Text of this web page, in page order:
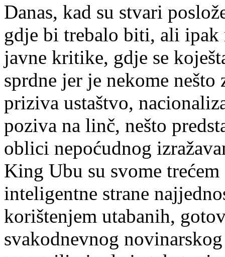
Danas, kad su stvari
gdje bi trebalo biti, ali ipak
javne kritike, gdje se
sprdne jer je nekome nešto
priziva ustaštvo,
poziva na linč, nešto
oblici nepoćudnog
King Ubu su svome
inteligentne strane
korištenjem utabanih,
svakodnevnog